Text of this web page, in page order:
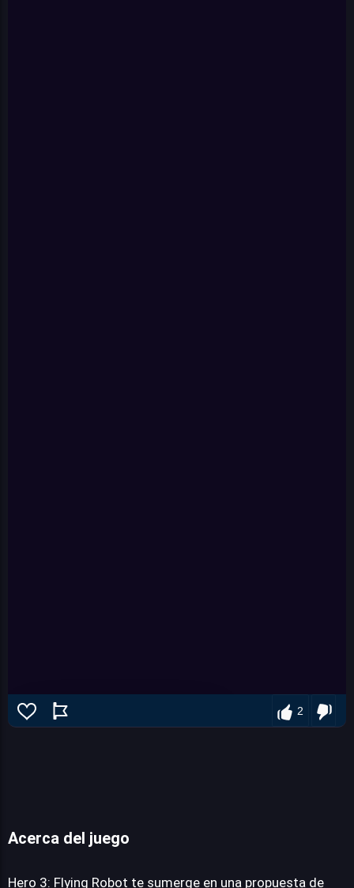
2
Acerca del juego
Hero 3: Flying Robot te sumerge en una propuesta de